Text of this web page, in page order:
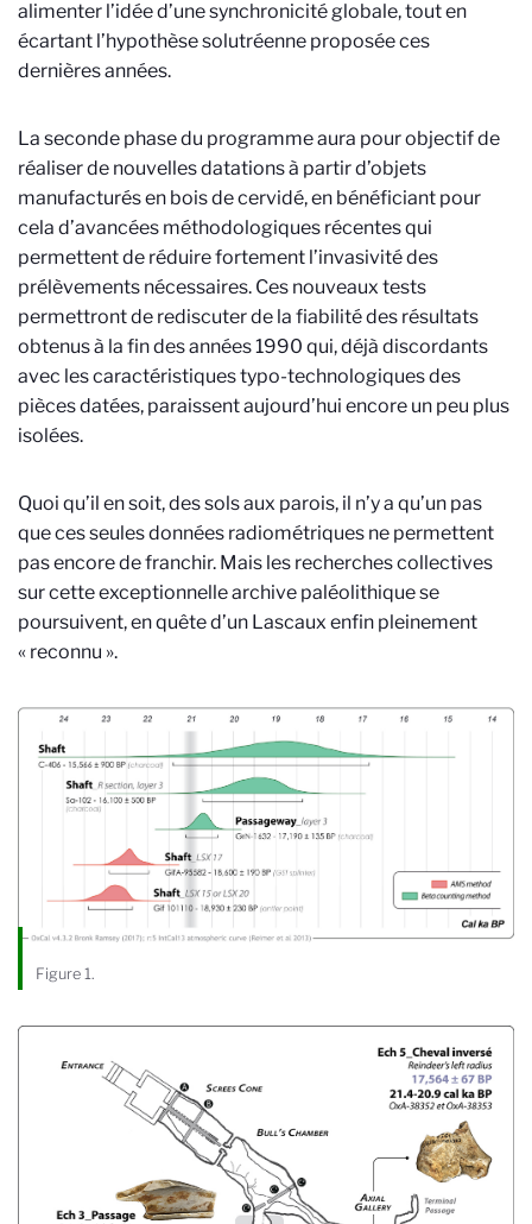
alimenter l’idée d’une synchronicité globale, tout en
écartant l’hypothèse solutréenne proposée ces
dernières années.
La seconde phase du programme aura pour objectif de
réaliser de nouvelles datations à partir d’objets
manufacturés en bois de cervidé, en bénéficiant pour
cela d’avancées méthodologiques récentes qui
permettent de réduire fortement l’invasivité des
prélèvements nécessaires. Ces nouveaux tests
permettront de rediscuter de la fiabilité des résultats
obtenus à la fin des années 1990 qui, déjà discordants
avec les caractéristiques typo-technologiques des
pièces datées, paraissent aujourd’hui encore un peu plus
isolées.
Quoi qu’il en soit, des sols aux parois, il n’y a qu’un pas
que ces seules données radiométriques ne permettent
pas encore de franchir. Mais les recherches collectives
sur cette exceptionnelle archive paléolithique se
poursuivent, en quête d’un Lascaux enfin pleinement
« reconnu ».
Figure 1.